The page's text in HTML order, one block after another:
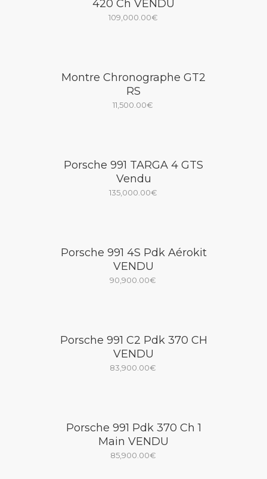
420 Ch VENDU
109,000.00€
Montre Chronographe GT2
RS
11,500.00€
Porsche 991 TARGA 4 GTS
Vendu
135,000.00€
Porsche 991 4S Pdk Aérokit
VENDU
90,900.00€
Porsche 991 C2 Pdk 370 CH
VENDU
83,900.00€
Porsche 991 Pdk 370 Ch 1
Main VENDU
85,900.00€